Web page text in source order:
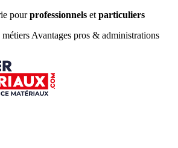
pourprofessionnels et particuliers
métiers Avantages pros & administrations